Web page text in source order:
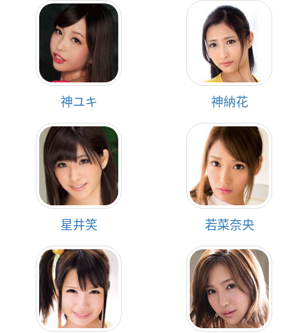
神ユキ 神納花
星井笑 若菜奈央